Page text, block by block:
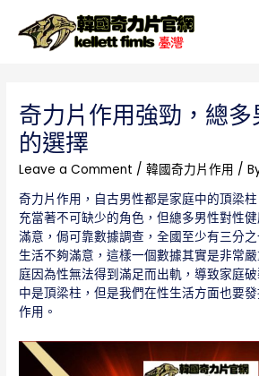
奇力片作用強勁，總
的選擇
Leave a Comment /韓國奇力片作用 /
奇力片作用，自古男性都是家庭中的頂梁
充當著不可缺少的角色，但總多男性對性
滿意，侷可靠數據調查，全國至少有三分
生活不夠滿意，這樣一個數據其實是非常
庭因為性無法得到滿足而出軌，導致家庭
中是頂梁柱，但是我們在性生活方面也要
作用。